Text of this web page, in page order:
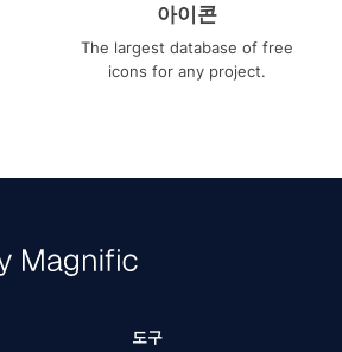
아이콘
The largest database of free
icons for any project.
도구